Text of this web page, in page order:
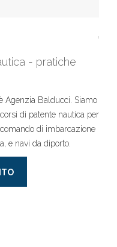
- pratiche
Agenzia Balducci. Siamo
di patente nautica per
di imbarcazione
e navi da diporto.